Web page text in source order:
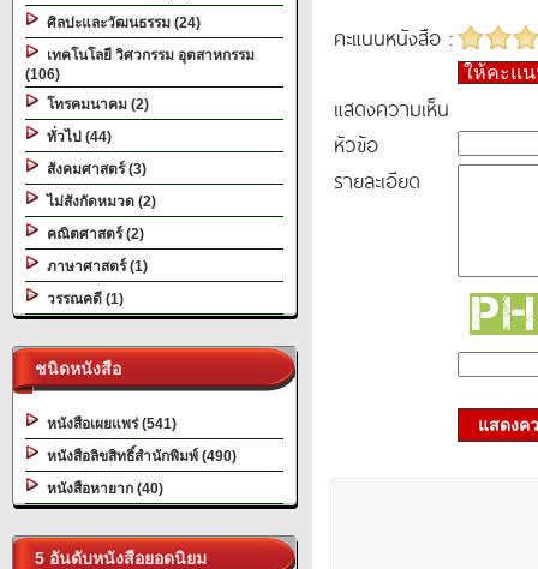
ศิลปะและวัฒนธรรม (24)
เทคโนโลยี วิศวกรรม อุตสาหกรรม
(106)
โทรคมนาคม (2)
ทั่วไป (44)
สังคมศาสตร์ (3)
ไม่สังกัดหมวด (2)
คณิตศาสตร์ (2)
ภาษาศาสตร์ (1)
วรรณคดี (1)
ชนิดหนังสือ
หนังสือเผยแพร่ (541)
หนังสือลิขสิทธิ์สำนักพิมพ์ (490)
หนังสือหายาก (40)
5 อันดับหนังสือยอดนิยม
คะแนนหนังสือ :
ให้คะแ
แสดงความเห็น
หัวข้อ
รายละเอียด
แสดงค